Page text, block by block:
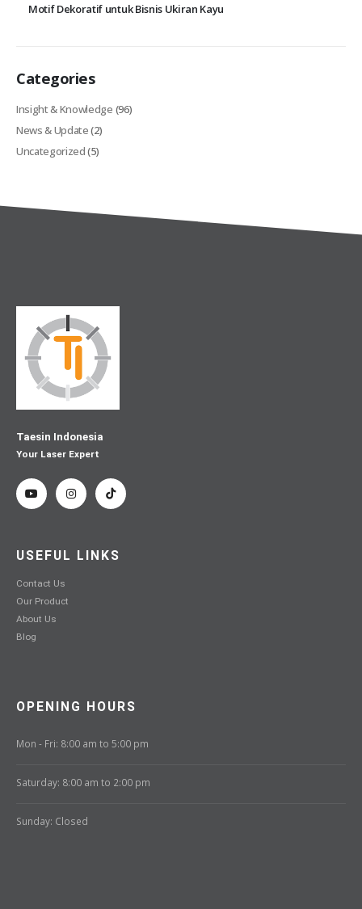
Motif Dekoratif untuk Bisnis Ukiran Kayu
Categories
Insight & Knowledge (96)
News & Update(2)
Uncategorized(5)
Taesin Indonesia
Your Laser Expert
USEFUL LINKS
Contact Us
Our Product
About Us
Blog
OPENING HOURS
Mon - Fri: 8:00 am to 5:00 pm
Saturday: 8:00 am to 2:00 pm
Sunday: Closed